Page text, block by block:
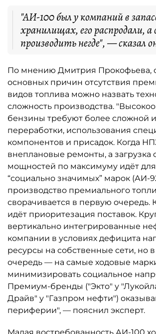
"АИ-100 был у компаний в
хранилищах, его распродали, а
производить негде", — сказал
По мнению Дмитрия Прокофьева,
основных причин отсутствия
видов топлива можно назвать
сложность производства.
бензины требуют более сложной
переработки, использования
компонентов и присадок. Когда
внеплановые ремонты, а загрузка
мощностей по максимуму идёт
“социально значимых” марок (АИ-
производство премиального
сворачивается в первую очередь.
идёт приоритезация поставок.
вертикально интегрированные
компании в условиях дефицита
ресурсы на собственные сети, но
очередь — на самые ходовые
минимизировать социальное
Премиум-бренды ("Экто" у
Драйв" у "Газпром нефти")
периферии", — пояснил эксперт.